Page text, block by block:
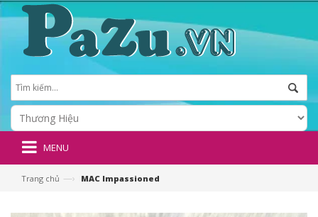
MENU
Trang chủ —› MAC Impassioned